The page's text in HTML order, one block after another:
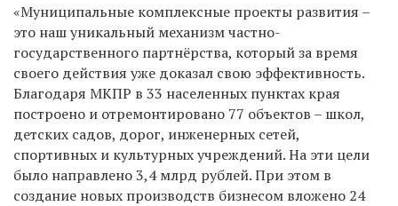
«Муниципальные комплексные проекты развития –
это наш уникальный механизм частно-
государственного партнёрства, который за время
своего действия уже доказал свою эффективность.
Благодаря МКПР в 33 населенных пунктах края
построено и отремонтировано 77 объектов – школ,
детских садов, дорог, инженерных сетей,
спортивных и культурных учреждений. На эти цели
было направлено 3,4 млрд рублей. При этом в
создание новых производств бизнесом вложено 24